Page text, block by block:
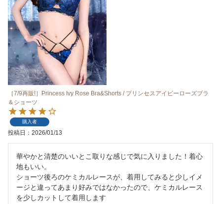
［7/9再販!］Princess Ivy Rose Bra&Shorts / プリンセスアイビーローズブラ
＆ショーツ
購入者
投稿日 2026/01/13
華やかと清楚のいいとこ取りな感じで気に入りました！着心
地もいい。
ショーツ後ろのケミカルレースが、着用してみると少しイメ
ージと違ってあまり好みではなかったので、ケミカルレース
を少しカットして着用します